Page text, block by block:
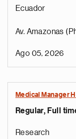
Ecuador
Av. Amazonas
Ago 05, 2026
Medical Manager
Regular, Full
Research